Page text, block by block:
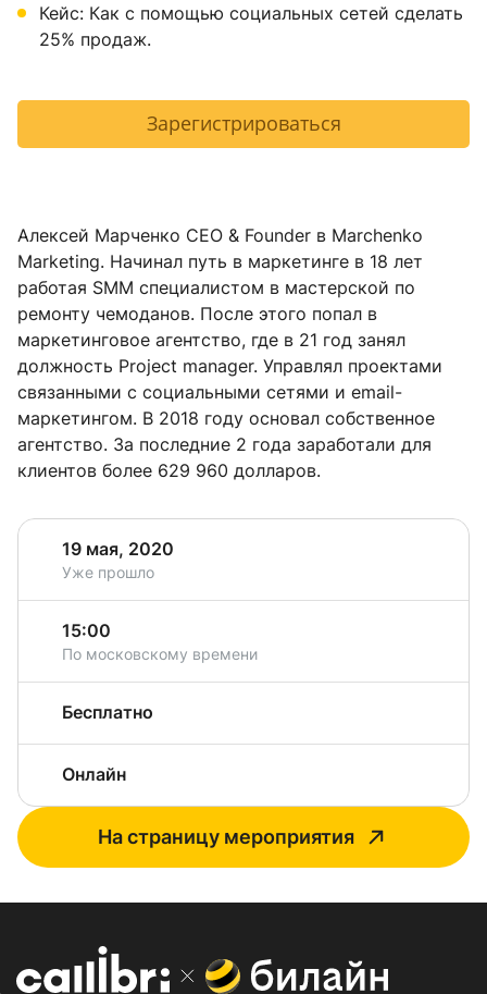
Кейс: Как с помощью социальных сетей сделать
25% продаж.
Зарегистрироваться
Алексей Марченко CEO & Founder в Marchenko
Marketing. Начинал путь в маркетинге в 18 лет
работая SMM специалистом в мастерской по
ремонту чемоданов. После этого попал в
маркетинговое агентство, где в 21 год занял
должность Project manager. Управлял проектами
связанными с социальными сетями и email-
маркетингом. В 2018 году основал собственное
агентство. За последние 2 года заработали для
клиентов более 629 960 долларов.
19 мая, 2020
Уже прошло
15:00
По московскому времени
Бесплатно
Онлайн
На страницу мероприятия